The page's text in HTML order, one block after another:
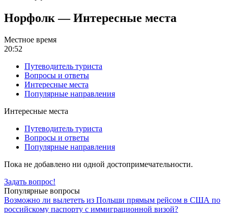
Норфолк — Интересные места
Местное время
20:52
Путеводитель туриста
Вопросы и ответы
Интересные места
Популярные направления
Интересные места
Путеводитель туриста
Вопросы и ответы
Популярные направления
Пока не добавлено ни одной достопримечательности.
Задать вопрос!
Популярные вопросы
Возможно ли вылететь из Польши прямым рейсом в США по
российскому паспорту с иммиграционной визой?